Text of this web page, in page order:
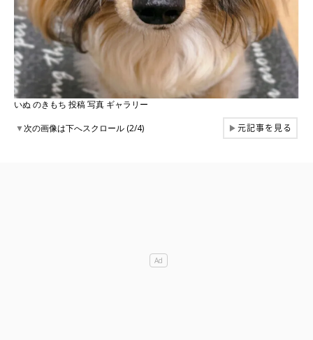
いぬ のきもち 投稿 写真 ギャラリー
▼次の画像は下へスクロール (2/4) ▶元記事を見る